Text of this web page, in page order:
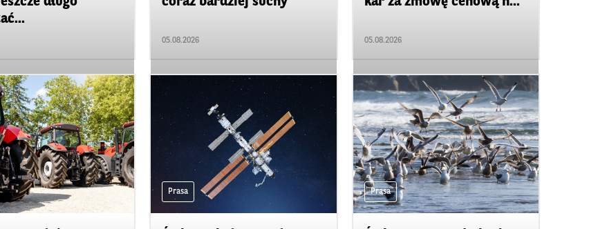
05.08.2026 05.08.2026
Prasa Prasa